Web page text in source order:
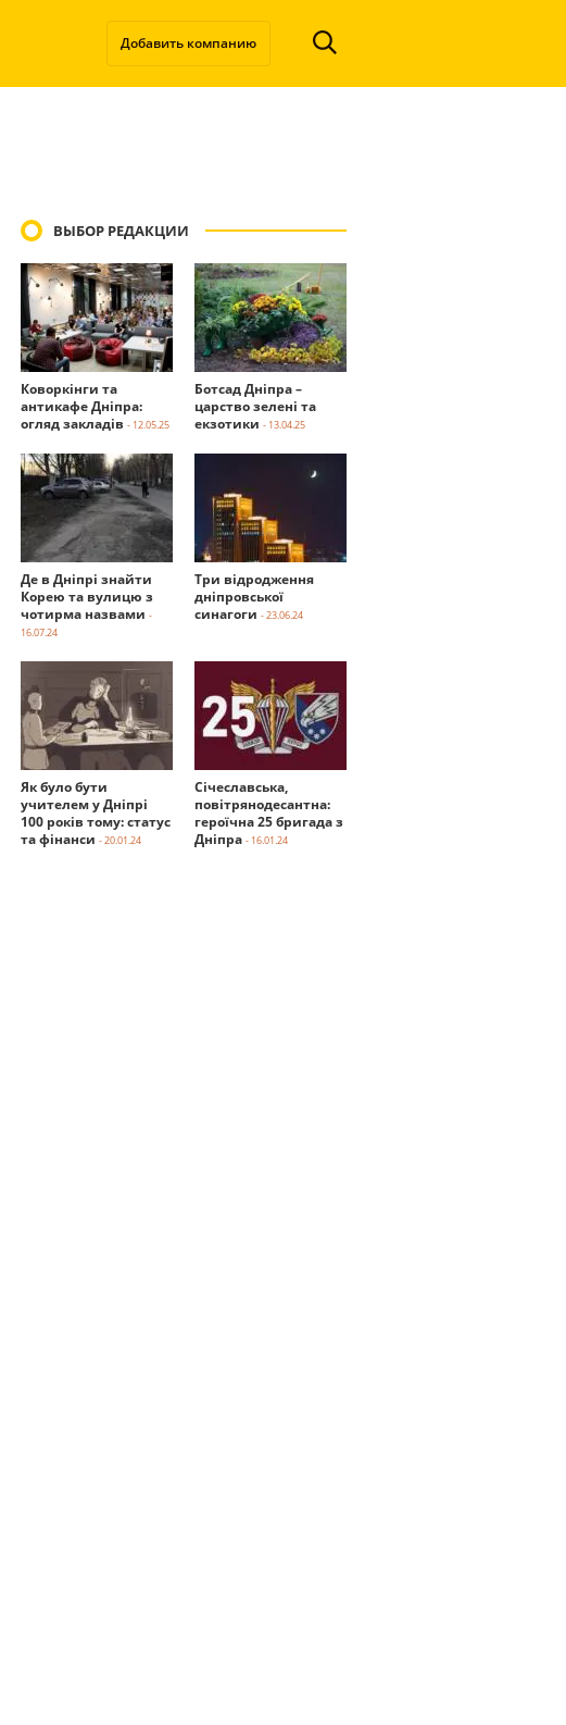
Добавить компанию
ВЫБОР РЕДАКЦИИ
Коворкінги та
антикафе Дніпра:
огляд закладів - 12.05.25
Ботсад Дніпра –
царство зелені та
екзотики - 13.04.25
Де в Дніпрі знайти
Корею та вулицю з
чотирма назвами -
16.07.24
Три відродження
дніпровської
синагоги - 23.06.24
Як було бути
учителем у Дніпрі
100 років тому: статус
та фінанси - 20.01.24
Січеславська,
повітрянодесантна:
героїчна 25 бригада з
Дніпра - 16.01.24